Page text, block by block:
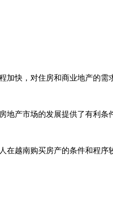
快，对住房和商业地产的需
产市场的发展提供了有利条
越南购买房产的条件和程序